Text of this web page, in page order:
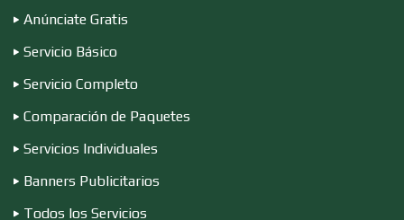
Elevadores y Ascensores
Empaques y Embalajes
Anúnciate Gratis
Servicio Básico
Servicio Completo
Comparación de Paquetes
Servicios Individuales
Banners Publicitarios
Todos los Servicios